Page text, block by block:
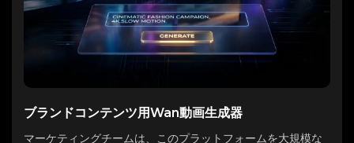
ブランドコンテンツ用Wan動画生成器
マーケティングチームは、このプラットフォームを大規模な